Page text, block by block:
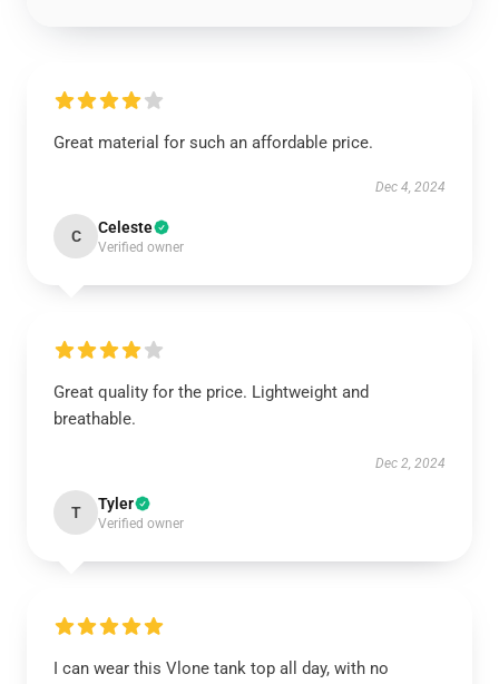
Great material for such an affordable price.
Dec 4, 2024
C Celeste
Verified owner
Great quality for the price. Lightweight and
breathable.
Dec 2, 2024
T Tyler
Verified owner
I can wear this Vlone tank top all day, with no